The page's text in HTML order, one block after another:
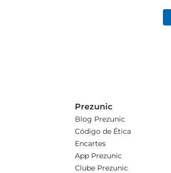
Prezunic
Blog Prezunic
Código de Ética
Encartes
App Prezunic
Clube Prezunic